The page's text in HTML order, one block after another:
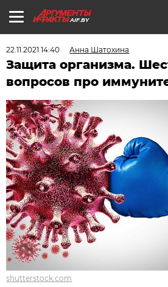
AIF.BY
22.11.2021 14:40 Анна Шатохина
Защита организма.
вопросов про
shutterstock.com